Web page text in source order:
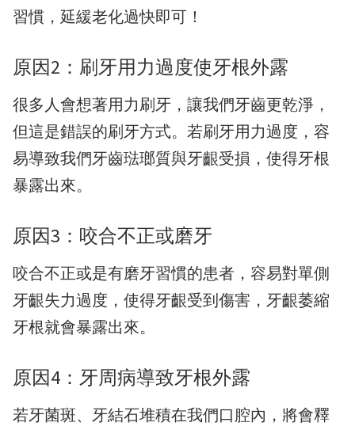
習慣，延緩老化過快即可！
原因2：刷牙用力過度使牙根外露
很多人會想著用力刷牙，讓我們牙齒更乾淨，
但這是錯誤的刷牙方式。若刷牙用力過度，容
易導致我們牙齒琺瑯質與牙齦受損，使得牙根
暴露出來。
原因3：咬合不正或磨牙
咬合不正或是有磨牙習慣的患者，容易對單側
牙齦失力過度，使得牙齦受到傷害，牙齦萎縮
牙根就會暴露出來。
原因4：牙周病導致牙根外露
若牙菌斑、牙結石堆積在我們口腔內，將會釋